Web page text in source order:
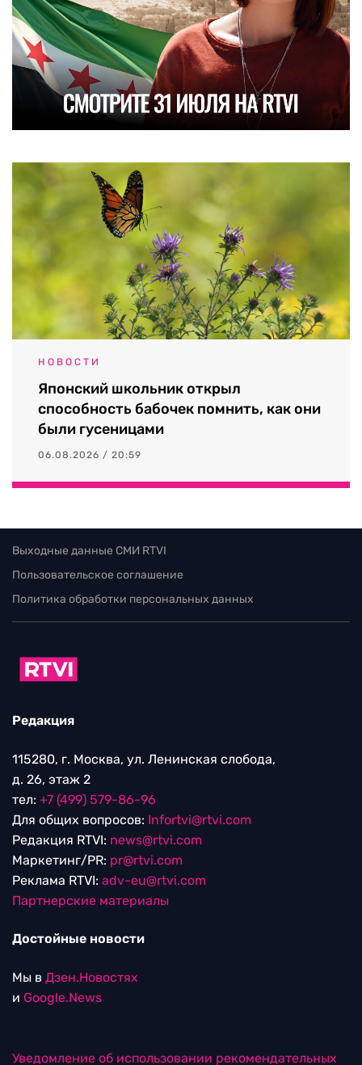
НОВОСТИ
Японский школьник открыл
способность бабочек помнить, как они
были гусеницами
06.08.2026 / 20:59
Выходные данные СМИ RTVI
Пользовательское соглашение
Политика обработки персональных данных
Редакция
115280, г. Москва, ул. Ленинская слобода,
д. 26, этаж 2
тел: +7 (499) 579-86-96
Для общих вопросов: Infortvi@rtvi.com
Редакция RTVI: news@rtvi.com
Маркетинг/PR: pr@rtvi.com
Реклама RTVI: adv-eu@rtvi.com
Партнерские материалы
Достойные новости
Мы в Дзен.Новостях
и Google.News
Уведомление об использовании рекомендательных